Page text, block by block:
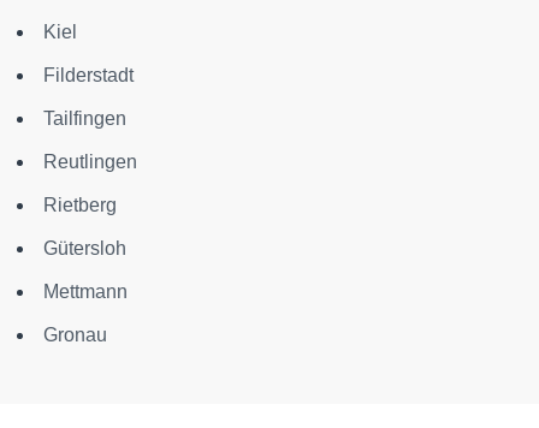
Kiel
Filderstadt
Tailfingen
Reutlingen
Rietberg
Gütersloh
Mettmann
Gronau